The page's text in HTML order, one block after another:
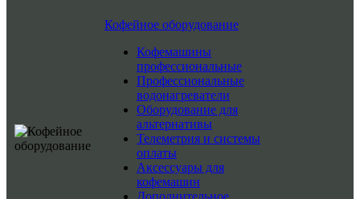
Кофейное оборудование
Кофемашины
профессиональные
Профессиональные
водонагреватели
Оборудование для
альтернативы
Телеметрия и системы
оплаты
Аксессуары для
кофемашин
Дополнительное